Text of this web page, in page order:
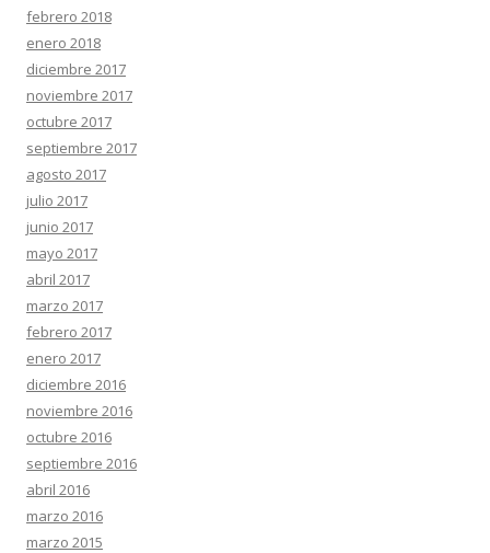
febrero 2018
enero 2018
diciembre 2017
noviembre 2017
octubre 2017
septiembre 2017
agosto 2017
julio 2017
junio 2017
mayo 2017
abril 2017
marzo 2017
febrero 2017
enero 2017
diciembre 2016
noviembre 2016
octubre 2016
septiembre 2016
abril 2016
marzo 2016
marzo 2015